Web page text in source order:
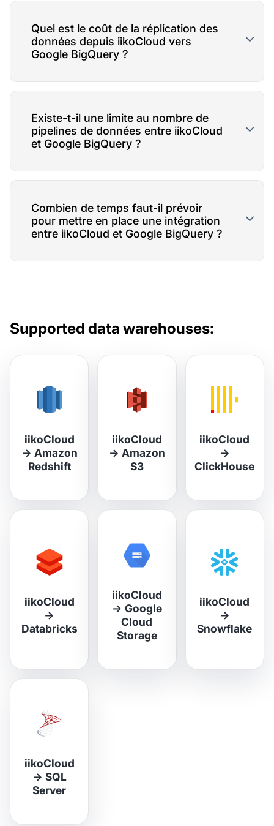
Quel est le coût de la réplication des
données depuis iikoCloud vers
Google BigQuery ?
Existe-t-il une limite au nombre de
pipelines de données entre iikoCloud
et Google BigQuery ?
Combien de temps faut-il prévoir
pour mettre en place une intégration
entre iikoCloud et Google BigQuery ?
Supported data warehouses:
iikoCloud
→ Amazon
Redshift
iikoCloud
→ Amazon
S3
iikoCloud
→
ClickHouse
iikoCloud
→
Databricks
iikoCloud
→ Google
Cloud
Storage
iikoCloud
→
Snowflake
iikoCloud
→ SQL
Server